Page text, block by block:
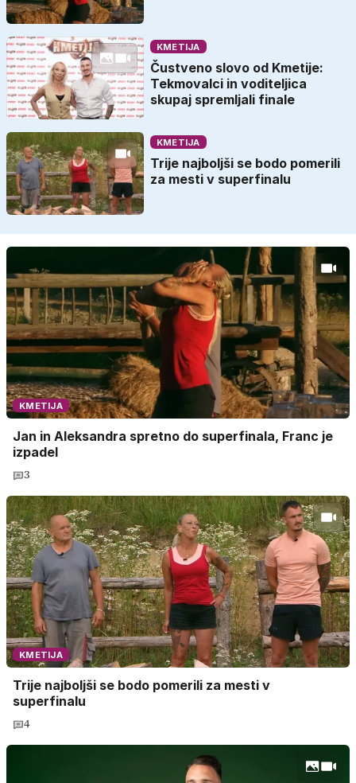
KMETIJA
Čustveno slovo od Kmetije:
Tekmovalci in voditeljica
skupaj spremljali finale
KMETIJA
Trije najboljši se bodo pomerili
za mesti v superfinalu
KMETIJA
Jan in Aleksandra spretno do superfinala, Franc je
izpadel
3
KMETIJA
Trije najboljši se bodo pomerili za mesti v
superfinalu
4